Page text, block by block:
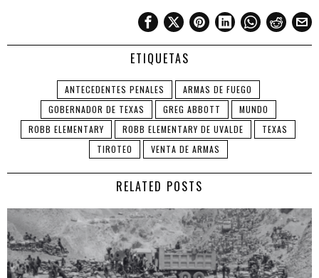
ETIQUETAS
ANTECEDENTES PENALES
ARMAS DE FUEGO
GOBERNADOR DE TEXAS
GREG ABBOTT
MUNDO
ROBB ELEMENTARY
ROBB ELEMENTARY DE UVALDE
TEXAS
TIROTEO
VENTA DE ARMAS
RELATED POSTS